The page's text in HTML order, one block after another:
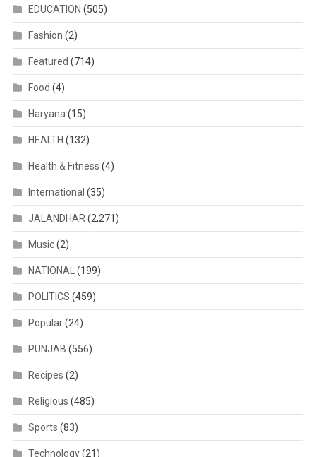
EDUCATION (505)
Fashion (2)
Featured (714)
Food (4)
Haryana (15)
HEALTH (132)
Health & Fitness (4)
International (35)
JALANDHAR (2,271)
Music(2)
NATIONAL (199)
POLITICS (459)
Popular(24)
PUNJAB (556)
Recipes (2)
Religious (485)
Sports (83)
Technology(21)